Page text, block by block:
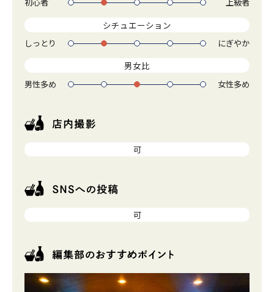
初心者 1 2 3 4 5 上級者
シチュエーション
しっとり 1 2 3 4 5 にぎやか
男女比
男性多め 1 2 3 4 5 女性多め
可
可